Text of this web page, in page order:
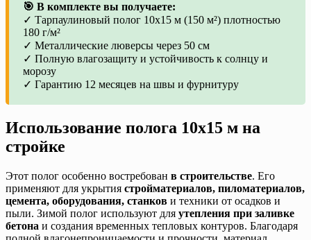
🎯 В комплекте вы получаете:
✓ Тарпаулиновый полог 10х15 м (150 м²) плотностью
180 г/м²
✓ Металлические люверсы через 50 см
✓ Полную влагозащиту и устойчивость к солнцу и
морозу
✓ Гарантию 12 месяцев на швы и фурнитуру
Использование полога 10х15 м на
стройке
Этот полог особенно востребован в строительстве. Его
применяют для укрытия стройматериалов, пиломатериалов,
цемента, оборудования, станков и техники от осадков и
пыли. Зимой полог используют для утепления при заливке
бетона и создания временных тепловых контуров. Благодаря